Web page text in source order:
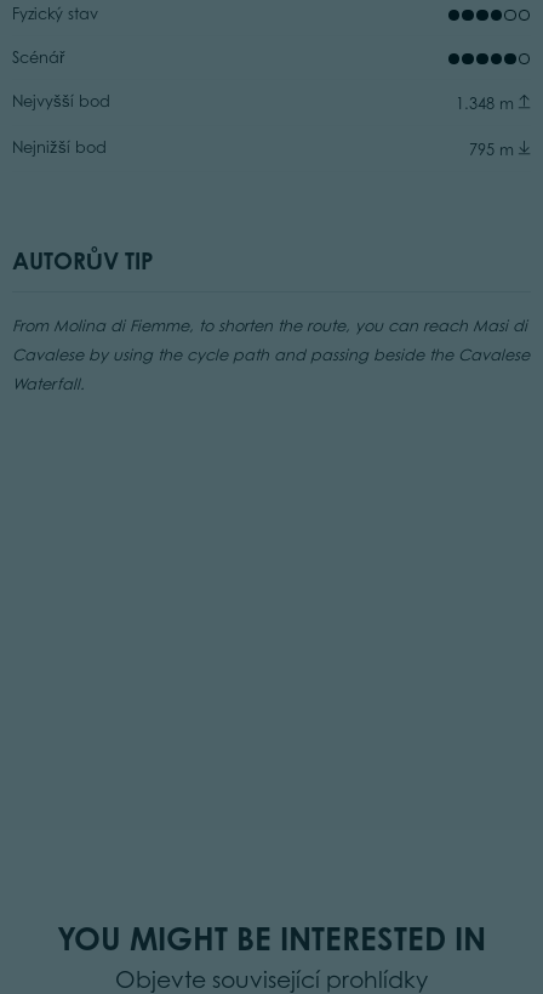
Fyzický stav
Scénář
Nejvyšší bod 1.348 m
Nejnižší bod 795 m
AUTORŮV TIP
From Molina di Fiemme, to shorten the route, you can reach Masi di
Cavalese by using the cycle path and passing beside the Cavalese
Waterfall.
YOU MIGHT BE INTERESTED IN
Objevte související prohlídky